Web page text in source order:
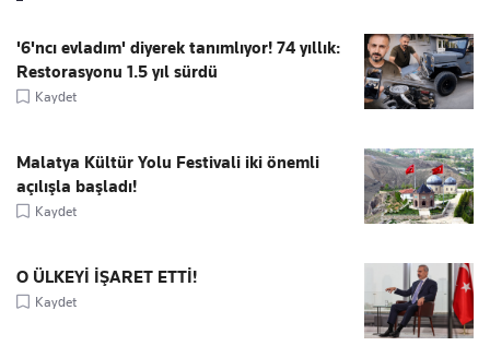
'6'ncı evladım' diyerek tanımlıyor! 74 yıllık:
Restorasyonu 1.5 yıl sürdü
Kaydet
Malatya Kültür Yolu Festivali iki önemli
açılışla başladı!
Kaydet
O ÜLKEYİ İŞARET ETTİ!
Kaydet